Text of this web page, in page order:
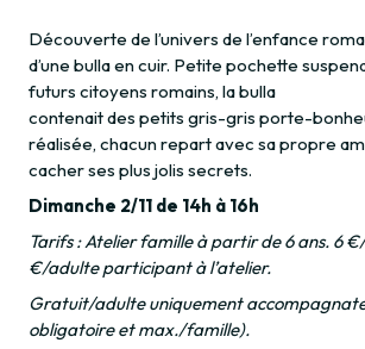
Découverte de l’univers de l’enfance
d’une bulla en cuir. Petite pochette
futurs citoyens romains, la bulla
contenait des petits gris-gris porte-
réalisée, chacun repart avec sa propre
cacher ses plus jolis secrets.
Dimanche 2/11 de 14h à 16h
Tarifs : Atelier famille à partir de 6 ans. 6
€/adulte participant à l’atelier.
Gratuit/adulte uniquement
obligatoire et max./famille).